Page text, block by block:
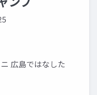
広島ではなした